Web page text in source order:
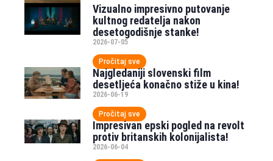
Vizualno impresivno putovanje
kultnog redatelja nakon
desetogodišnje stanke!
2026-07-05
Pročitaj sve
Najgledaniji slovenski film
desetljeća konačno stiže u kina!
2026-06-19
Pročitaj sve
Impresivan epski pogled na revolt
protiv britanskih kolonijalista!
2026-06-04